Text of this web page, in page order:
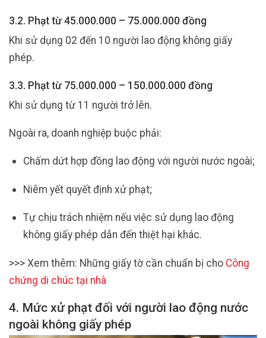
3.2. Phạt từ 45.000.000 – 75.000.000 đồng
Khi sử dụng 02 đến 10 người lao động không giấy
phép.
3.3. Phạt từ 75.000.000 – 150.000.000 đồng
Khi sử dụng từ 11 người trở lên.
Ngoài ra, doanh nghiệp buộc phải:
Chấm dứt hợp đồng lao động với người nước ngoài;
Niêm yết quyết định xử phạt;
Tự chịu trách nhiệm nếu việc sử dụng lao động
không giấy phép dẫn đến thiệt hại khác.
>>> Xem thêm: Những giấy tờ cần chuẩn bị cho Công
chứng di chúc tại nhà
4. Mức xử phạt đối với người lao động nước
ngoài không giấy phép